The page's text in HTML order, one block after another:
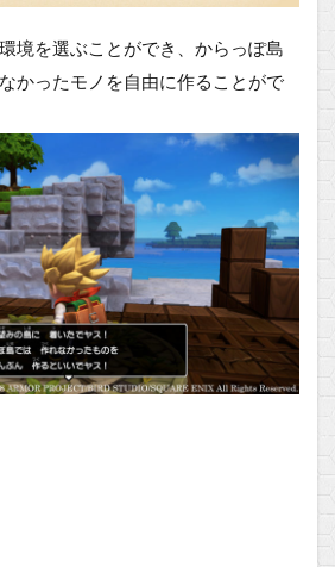
境を選ぶことができ、からっぽ島
かったモノを自由に作ることがで